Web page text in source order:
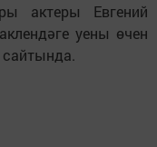
актеры Евгений
уены өчен
сайтында.